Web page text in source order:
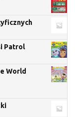
Patrol
World